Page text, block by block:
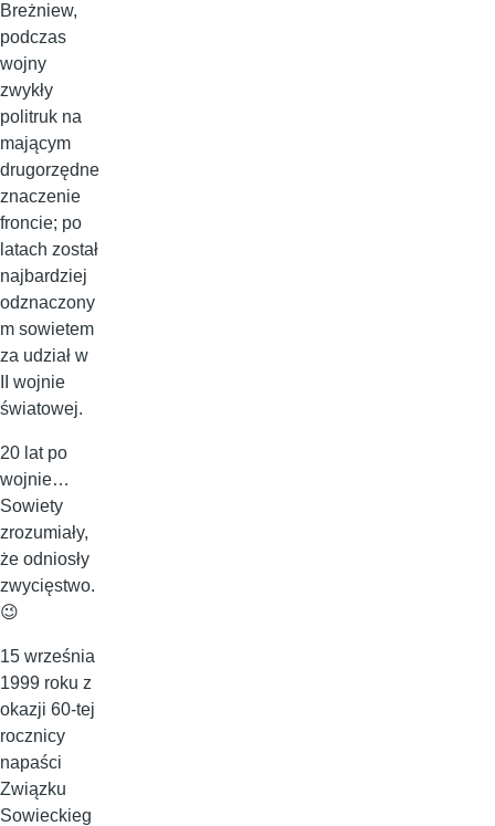
Breżniew,
podczas
wojny
zwykły
politruk na
mającym
drugorzędne
znaczenie
froncie; po
latach został
najbardziej
odznaczony
m sowietem
za udział w
II wojnie
światowej.
20 lat po
wojnie…
Sowiety
zrozumiały,
że odniosły
zwycięstwo.
😉
15 września
1999 roku z
okazji 60-tej
rocznicy
napaści
Związku
Sowieckieg